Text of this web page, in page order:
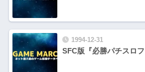
1994-12-31
SFC版『必勝パチスロフ